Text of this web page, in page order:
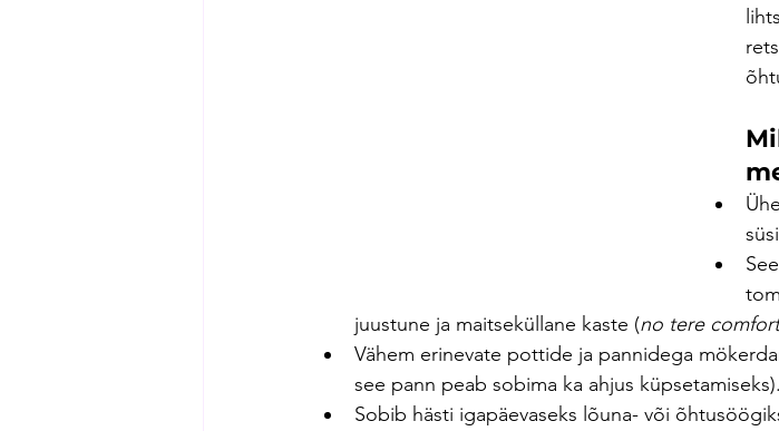
juustune ja maitseküllane kaste (no tere
Vähem erinevate pottide ja pannidega
see pann peab sobima ka ahjus küpsetamiseks).
Sobib hästi igapäevaseks lõuna- või